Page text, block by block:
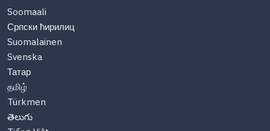
Soomaali
Српски ћирилиц
Suomalainen
Svenska
Татар
தமிழ்
Türkmen
తెలుగు